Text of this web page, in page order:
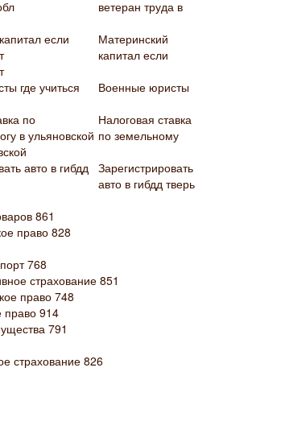
ветеран труда в
Материнский
капитал если
Военные юристы
Налоговая ставка
по земельному
Зарегистрировать
авто в гибдд тверь
861
право 828
768
страхование 851
право 748
право 914
791
страхование 826